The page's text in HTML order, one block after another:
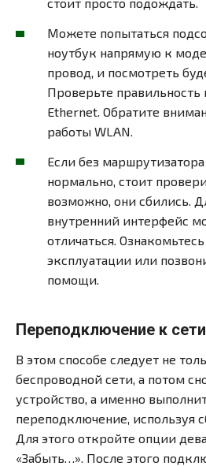
Можете попытаться
ноутбук напрямую к
провод, и посмотреть
Проверьте
Ethernet. Обратите
работы WLAN.
Если без
нормально, стоит
возможно, они сбились.
внутренний интерфейс
отличаться.
эксплуатации или
помощи.
Переподключение к сети
В этом способе следует не
беспроводной сети, а потом
устройство, а именно
переподключение, используя
Для этого откройте опции
«Забыть…». После этого